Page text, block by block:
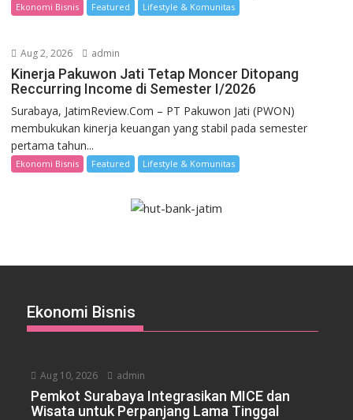
Ekonomi Bisnis Featured Lifestyle & Komunitas
Aug 2, 2026 admin
Kinerja Pakuwon Jati Tetap Moncer Ditopang
Reccurring Income di Semester I/2026
Surabaya, JatimReview.Com – PT Pakuwon Jati (PWON)
membukukan kinerja keuangan yang stabil pada semester
pertama tahun...
Ekonomi Bisnis Featured Lifestyle & Komunitas
Ekonomi Bisnis
Aug 10, 2026 admin
Pemkot Surabaya Integrasikan MICE dan
Wisata untuk Perpanjang Lama Tinggal